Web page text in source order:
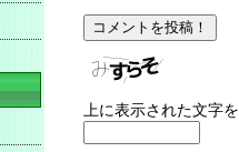
上に表示された文字